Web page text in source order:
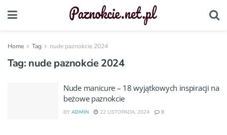
Home Tag nude paznokcie 2024
Tag: nude paznokcie 2024
Nude manicure – 18 wyjątkowych inspiracji na
beżowe paznokcie
BY ADMIN 22 LISTOPADA, 2024 0